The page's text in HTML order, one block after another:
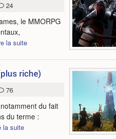
24
le MMORPG
la suite
riche)
76
du fait
du terme :
la suite